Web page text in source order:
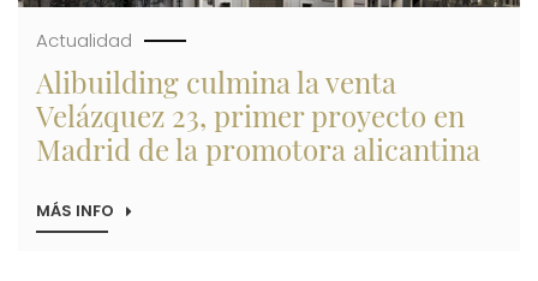
DE
EUROS
Actualidad
Alibuilding culmina la venta
Velázquez 23, primer proyecto en
Madrid de la promotora alicantina
MÁS INFO SOBRE